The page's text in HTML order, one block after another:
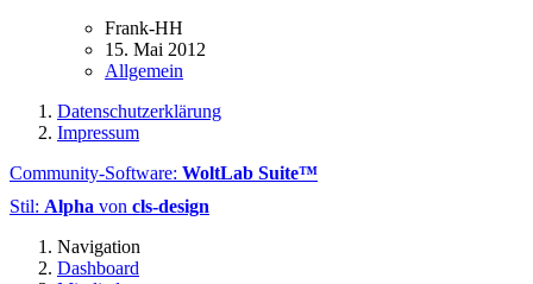
Frank-HH
15. Mai 2012
Allgemein
Datenschutzerklärung
Impressum
Community-Software: WoltLab Suite™
Stil: Alpha von cls-design
Navigation
Dashboard